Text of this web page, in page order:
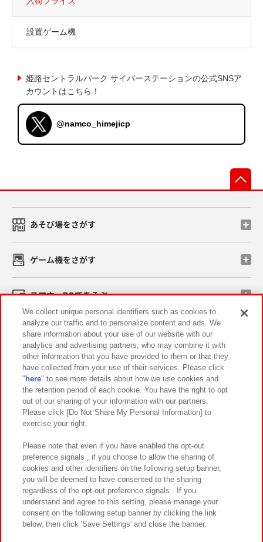
設置ゲーム機
姫路セントラルパーク サイバーステーションの公式SNSア
カウントはこちら！
@namco_himejicp
あそび場をさがす
ゲーム機をさがす
スマホ・PCであそぶ
イベント・キャンペーン
関連会社 サステナビリティ サイトポリシー
プライバシーポリシー ウェブアクセシビリティ方針と検証結果
お取引先さまとともに
カスタマーハラスメント対応方針 よくあるご質問・お問い合わせ
©Bandai Namco Amusement Inc.
We collect unique personal identifiers such as cookies to
analyze our traffic and to personalize content and ads. We
share information about your use of our website with our
analytics and advertising partners, who may combine it with
other information that you have provided to them or that they
have collected from your use of their services. Please click
" here" to see more details about how we use cookies and
the retention period of each cookie. You have the right to opt
out of our sharing of your information with our partners.
Please click [Do Not Share My Personal Information] to
exercise your right.
Please note that even if you have enabled the opt-out
preference signals , if you choose to allow the sharing of
cookies and other identifiers on the following setup banner,
you will be deemed to have consented to the sharing
regardless of the opt-out preference signals . If you
understand and agree to this setting, please manage your
consent on the following setup banner by clicking the link
below, then click 'Save Settings' and close the banner.